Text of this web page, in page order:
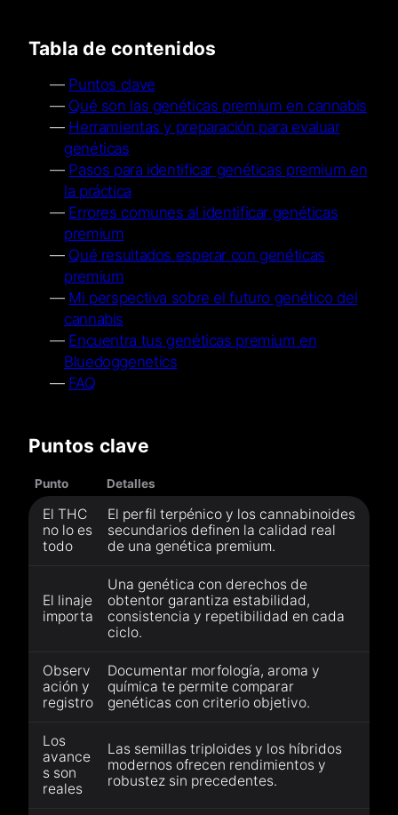
Tabla de contenidos
Puntos clave
Qué son las genéticas premium en cannabis
Herramientas y preparación para evaluar
genéticas
Pasos para identificar genéticas premium en
la práctica
Errores comunes al identificar genéticas
premium
Qué resultados esperar con genéticas
premium
Mi perspectiva sobre el futuro genético del
cannabis
Encuentra tus genéticas premium en
Bluedoggenetics
FAQ
Puntos clave
Punto Detalles
El THC
no lo es
todo
El perfil terpénico y los cannabinoides
secundarios definen la calidad real
de una genética premium.
El linaje
importa
Una genética con derechos de
obtentor garantiza estabilidad,
consistencia y repetibilidad en cada
ciclo.
Observ
ación y
registro
Documentar morfología, aroma y
química te permite comparar
genéticas con criterio objetivo.
Los
avance
s son
reales
Las semillas triploides y los híbridos
modernos ofrecen rendimientos y
robustez sin precedentes.